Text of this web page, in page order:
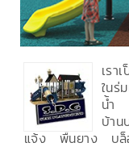
เรา
ในร่
น้ำ
บ้าน
แจ้ง พื้นยาง บล็